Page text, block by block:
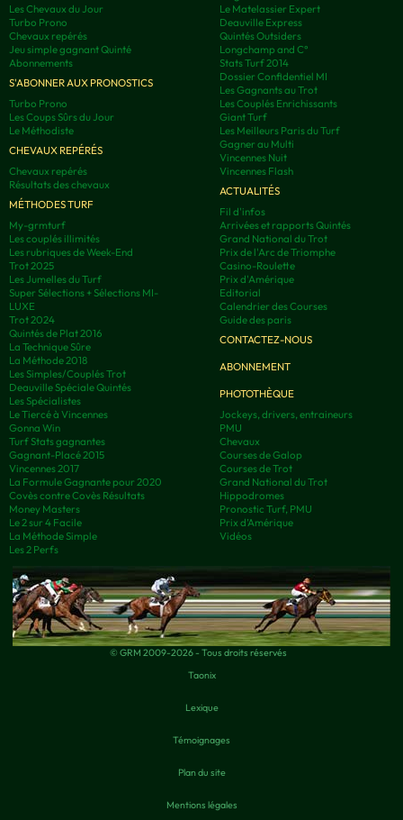
Les Chevaux du Jour
Turbo Prono
Chevaux repérés
Jeu simple gagnant Quinté
Abonnements
S'ABONNER AUX PRONOSTICS
Turbo Prono
Les Coups Sûrs du Jour
Le Méthodiste
CHEVAUX REPÉRÉS
Chevaux repérés
Résultats des chevaux
MÉTHODES TURF
My-grmturf
Les couplés illimités
Les rubriques de Week-End
Trot 2025
Les Jumelles du Turf
Super Sélections + Sélections MI-
LUXE
Trot 2024
Quintés de Plat 2016
La Technique Sûre
La Méthode 2018
Les Simples/Couplés Trot
Deauville Spéciale Quintés
Les Spécialistes
Le Tiercé à Vincennes
Gonna Win
Turf Stats gagnantes
Gagnant-Placé 2015
Vincennes 2017
La Formule Gagnante pour 2020
Covès contre Covès Résultats
Money Masters
Le 2 sur 4 Facile
La Méthode Simple
Les 2 Perfs
Le Matelassier Expert
Deauville Express
Quintés Outsiders
Longchamp and C°
Stats Turf 2014
Dossier Confidentiel MI
Les Gagnants au Trot
Les Couplés Enrichissants
Giant Turf
Les Meilleurs Paris du Turf
Gagner au Multi
Vincennes Nuit
Vincennes Flash
ACTUALITÉS
Fil d'infos
Arrivées et rapports Quintés
Grand National du Trot
Prix de l'Arc de Triomphe
Casino-Roulette
Prix d'Amérique
Editorial
Calendrier des Courses
Guide des paris
CONTACTEZ-NOUS
ABONNEMENT
PHOTOTHÈQUE
Jockeys, drivers, entraineurs
PMU
Chevaux
Courses de Galop
Courses de Trot
Grand National du Trot
Hippodromes
Pronostic Turf, PMU
Prix d’Amérique
Vidéos
© GRM 2009-2026 - Tous droits réservés
Taonix
Lexique
Témoignages
Plan du site
Mentions légales